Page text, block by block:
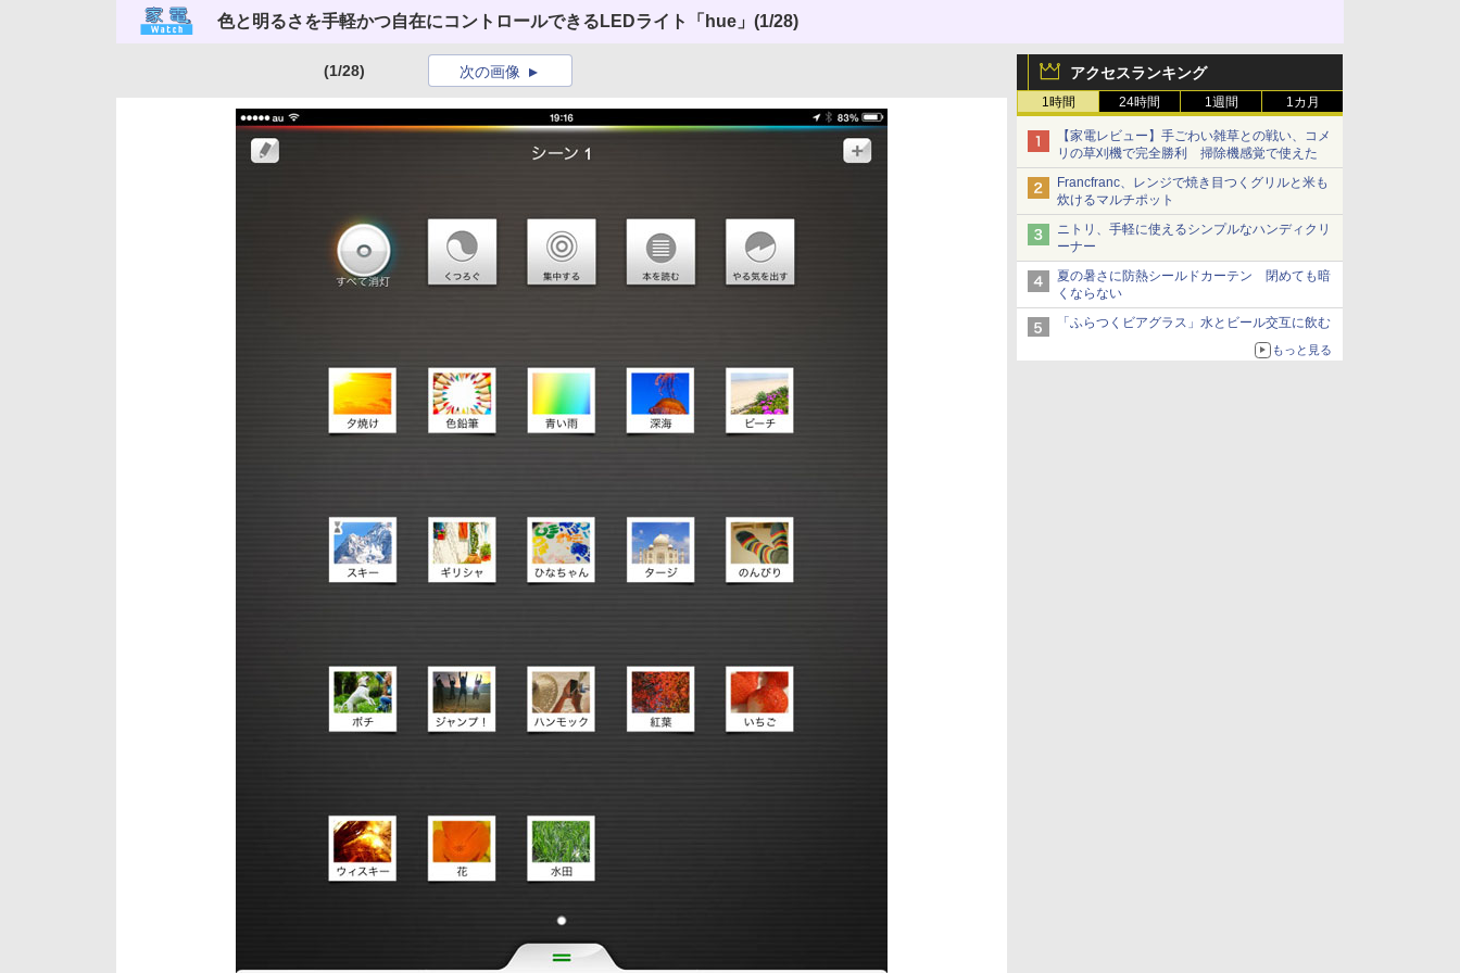
色と明るさを手軽かつ自在にコントロールできるLEDライト「hue」 (1/28)
アクセスランキング
1時間 24時間 1週間 1カ月
【家電レビュー】手ごわい雑草との戦い、コメ
リの草刈機で完全勝利 掃除機感覚で使えた
Francfranc、レンジで焼き目つくグリルと米も
炊けるマルチポット
ニトリ、手軽に使えるシンプルなハンディクリ
ーナー
夏の暑さに防熱シールドカーテン 閉めても暗
くならない
「ふらつくビアグラス」水とビール交互に飲む
もっと見る
(1/28) 次の画像